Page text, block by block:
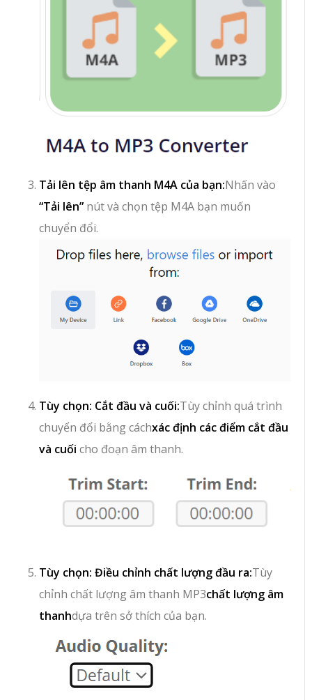
Tải lên tệp âm thanh M4A của bạn:Nhấn vào
“Tải lên” nút và chọn tệp M4A bạn muốn
chuyển đổi.
Tùy chọn: Cắt đầu và cuối:Tùy chỉnh quá trình
chuyển đổi bằng cáchxác định các điểm cắt đầu
và cuối cho đoạn âm thanh.
Tùy chọn: Điều chỉnh chất lượng đầu ra:Tùy
chỉnh chất lượng âm thanh MP3chất lượng âm
thanhdựa trên sở thích của bạn.